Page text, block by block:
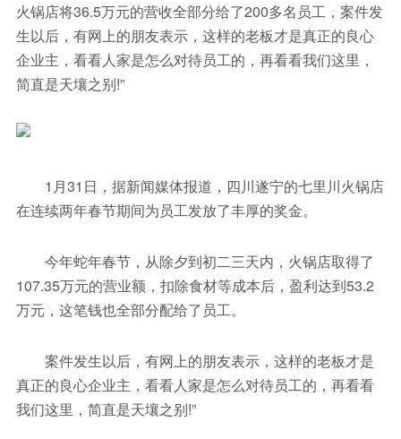
火锅店将36.5万元的营收全部分给了200多名员工，案件发
生以后，有网上的朋友表示，这样的老板才是真正的良心
企业主，看看人家是怎么对待员工的，再看看我们这里，
简直是天壤之别!”
1月31日，据新闻媒体报道，四川遂宁的七里川火锅店
在连续两年春节期间为员工发放了丰厚的奖金。
今年蛇年春节，从除夕到初二三天内，火锅店取得了
107.35万元的营业额，扣除食材等成本后，盈利达到53.2
万元，这笔钱也全部分配给了员工。
案件发生以后，有网上的朋友表示，这样的老板才是
真正的良心企业主，看看人家是怎么对待员工的，再看看
我们这里，简直是天壤之别!”